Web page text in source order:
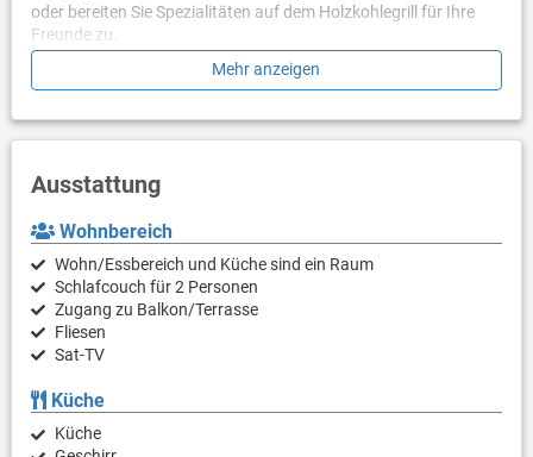
oder bereiten Sie Spezialitäten auf dem Holzkohlegrill für Ihre
Freunde zu.
Die Villen sind voll klimatisiert, verfügen über WLAN und
bringen Sie einfach ein Handtuch mit und Sie sind in wenigen
Falls zwei oder mehrere Familien dieses Objekt gebucht haben,
stehen Ihnen vor Ort zwei Objekte zur Verfügung: Objekt-Nr.
34788 und Objekt-Nr. 35258
Mehr anzeigen
Ausstattung
Wohnbereich
Wohn/Essbereich und Küche sind ein Raum
Schlafcouch für 2 Personen
Zugang zu Balkon/Terrasse
Fliesen
Sat-TV
Küche
Küche